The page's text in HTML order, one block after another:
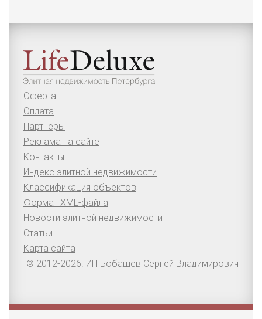
Оферта
Оплата
Партнеры
Реклама на сайте
Контакты
Индекс элитной недвижимости
Классификация объектов
Формат XML-файла
Новости элитной недвижимости
Статьи
Карта сайта
© 2012-2026. ИП Бобашев Сергей Владимирович